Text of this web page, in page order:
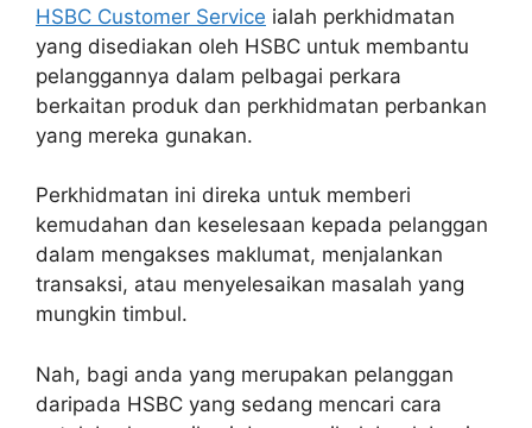
HSBC Customer Service ialah perkhidmatan
yang disediakan oleh HSBC untuk membantu
pelanggannya dalam pelbagai perkara
berkaitan produk dan perkhidmatan perbankan
yang mereka gunakan.
Perkhidmatan ini direka untuk memberi
kemudahan dan keselesaan kepada pelanggan
dalam mengakses maklumat, menjalankan
transaksi, atau menyelesaikan masalah yang
mungkin timbul.
Nah, bagi anda yang merupakan pelanggan
daripada HSBC yang sedang mencari cara